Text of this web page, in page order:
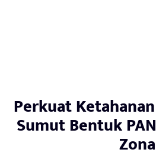
Perkuat
Sumut Bentuk
Zona